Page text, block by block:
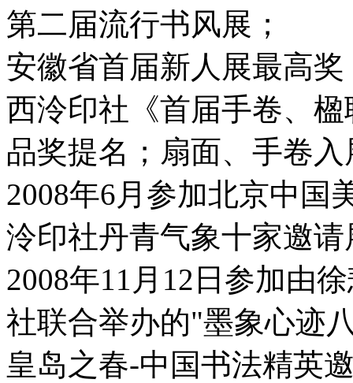
第二届流行书风展；
安徽省首届新人展最高奖
西泠印社《首届手卷、
品奖提名；扇面、手卷入
2008年6月参加北京中国
泠印社丹青气象十家邀请
2008年11月12日参加由
社联合举办的"墨象心迹
皇岛之春-中国书法精英